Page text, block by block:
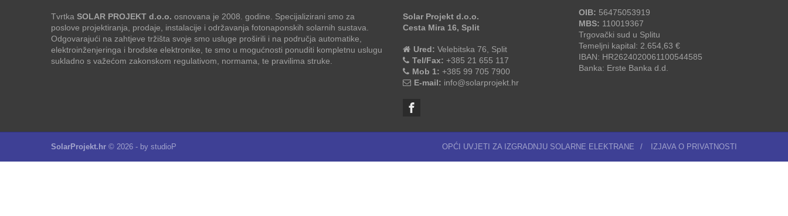
Tvrtka SOLAR PROJEKT d.o.o. osnovana je 2008. godine. Specijalizirani smo za
poslove projektiranja, prodaje, instalacije i održavanja fotonaponskih solarnih sustava.
Odgovarajući na zahtjeve tržišta svoje smo usluge proširili i na područja automatike,
elektroinženjeringa i brodske elektronike, te smo u mogućnosti ponuditi kompletnu uslugu
sukladno s važećom zakonskom regulativom, normama, te pravilima struke.
Solar Projekt d.o.o.
Cesta Mira 16, Split
Ured: Velebitska 76, Split
Tel/Fax: +385 21 655 117
Mob 1: +385 99 705 7900
E-mail: info@solarprojekt.hr
OIB: 56475053919
MBS: 110019367
Trgovački sud u Splitu
Temeljni kapital: 2.654,63 €
IBAN: HR2624020061100544585
Banka: Erste Banka d.d.
SolarProjekt.hr © 2026 - by studioP OPĆI UVJETI ZA IZGRADNJU SOLARNE ELEKTRANE / IZJAVA O PRIVATNOSTI